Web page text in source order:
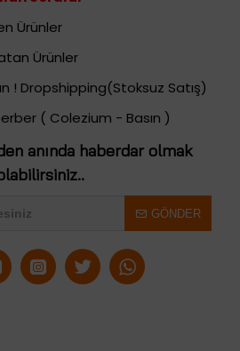
Ürünler
Ürünler
! Dropshipping(Stoksuz Satış)
( Colezium - Basın )
anında haberdar olmak
GÖNDER